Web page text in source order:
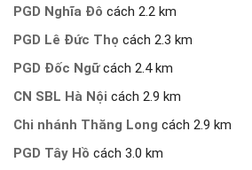
PGD Nghĩa Đô cách 2.2 km
PGD Lê Đức Thọ cách 2.3 km
PGD Đốc Ngữcách 2.4 km
CN SBL Hà Nội cách 2.9 km
Chi nhánh Thăng Long cách 2.9 km
PGD Tây Hồ cách 3.0 km